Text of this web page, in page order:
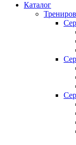
Каталог